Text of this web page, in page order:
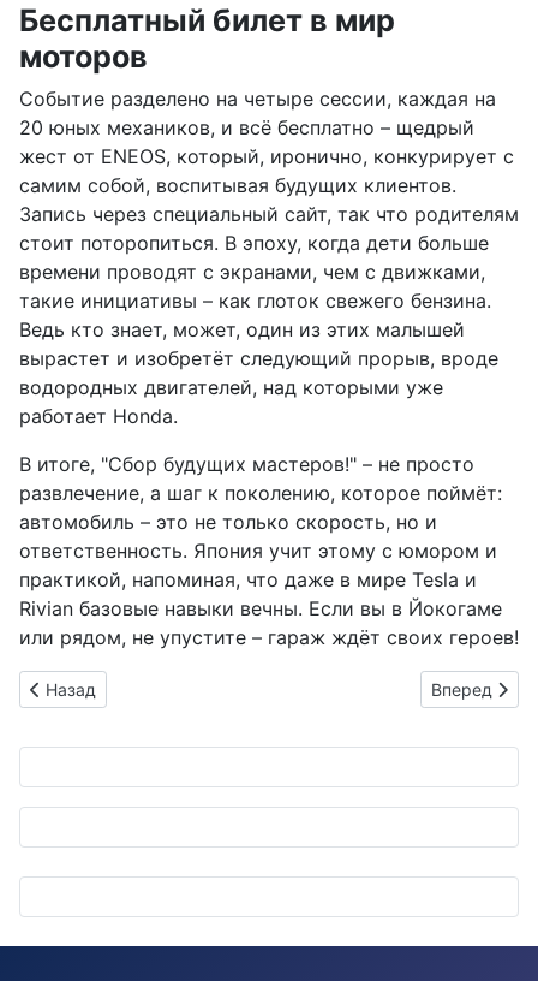
Бесплатный билет в мир
моторов
Событие разделено на четыре сессии, каждая на
20 юных механиков, и всё бесплатно – щедрый
жест от ENEOS, который, иронично, конкурирует с
самим собой, воспитывая будущих клиентов.
Запись через специальный сайт, так что родителям
стоит поторопиться. В эпоху, когда дети больше
времени проводят с экранами, чем с движками,
такие инициативы – как глоток свежего бензина.
Ведь кто знает, может, один из этих малышей
вырастет и изобретёт следующий прорыв, вроде
водородных двигателей, над которыми уже
работает Honda.
В итоге, "Сбор будущих мастеров!" – не просто
развлечение, а шаг к поколению, которое поймёт:
автомобиль – это не только скорость, но и
ответственность. Япония учит этому с юмором и
практикой, напоминая, что даже в мире Tesla и
Rivian базовые навыки вечны. Если вы в Йокогаме
или рядом, не упустите – гараж ждёт своих героев!
Предыдущий: Dunlop раскрывает будущее на колесах:
Назад Следующий:
Вперед